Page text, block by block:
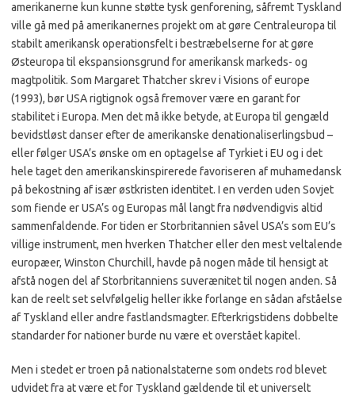
amerikanerne kun kunne støtte tysk genforening, såfremt Tyskland
ville gå med på amerikanernes projekt om at gøre Centraleuropa til
stabilt amerikansk operationsfelt i bestræbelserne for at gøre
Østeuropa til ekspansionsgrund for amerikansk markeds- og
magtpolitik. Som Margaret Thatcher skrev i Visions of europe
(1993), bør USA rigtignok også fremover være en garant for
stabilitet i Europa. Men det må ikke betyde, at Europa til gengæld
bevidstløst danser efter de amerikanske denationaliserlingsbud –
eller følger USA’s ønske om en optagelse af Tyrkiet i EU og i det
hele taget den amerikanskinspirerede favoriseren af muhamedansk
på bekostning af især østkristen identitet. I en verden uden Sovjet
som fiende er USA’s og Europas mål langt fra nødvendigvis altid
sammenfaldende. For tiden er Storbritannien såvel USA’s som EU’s
villige instrument, men hverken Thatcher eller den mest veltalende
europæer, Winston Churchill, havde på nogen måde til hensigt at
afstå nogen del af Storbritanniens suverænitet til nogen anden. Så
kan de reelt set selvfølgelig heller ikke forlange en sådan afståelse
af Tyskland eller andre fastlandsmagter. Efterkrigstidens dobbelte
standarder for nationer burde nu være et overstået kapitel.
Men i stedet er troen på nationalstaterne som ondets rod blevet
udvidet fra at være et for Tyskland gældende til et universelt